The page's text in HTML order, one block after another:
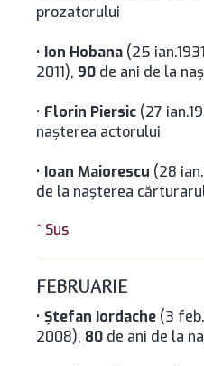
prozatorului
• Ion Hobana (25
2011), 90 de ani de la
• Florin Piersic (27
naşterea actorului
• Ioan Maiorescu (28
de la naşterea
^ Sus
FEBRUARIE
• Ştefan Iordache (3
2008), 80 de ani de la